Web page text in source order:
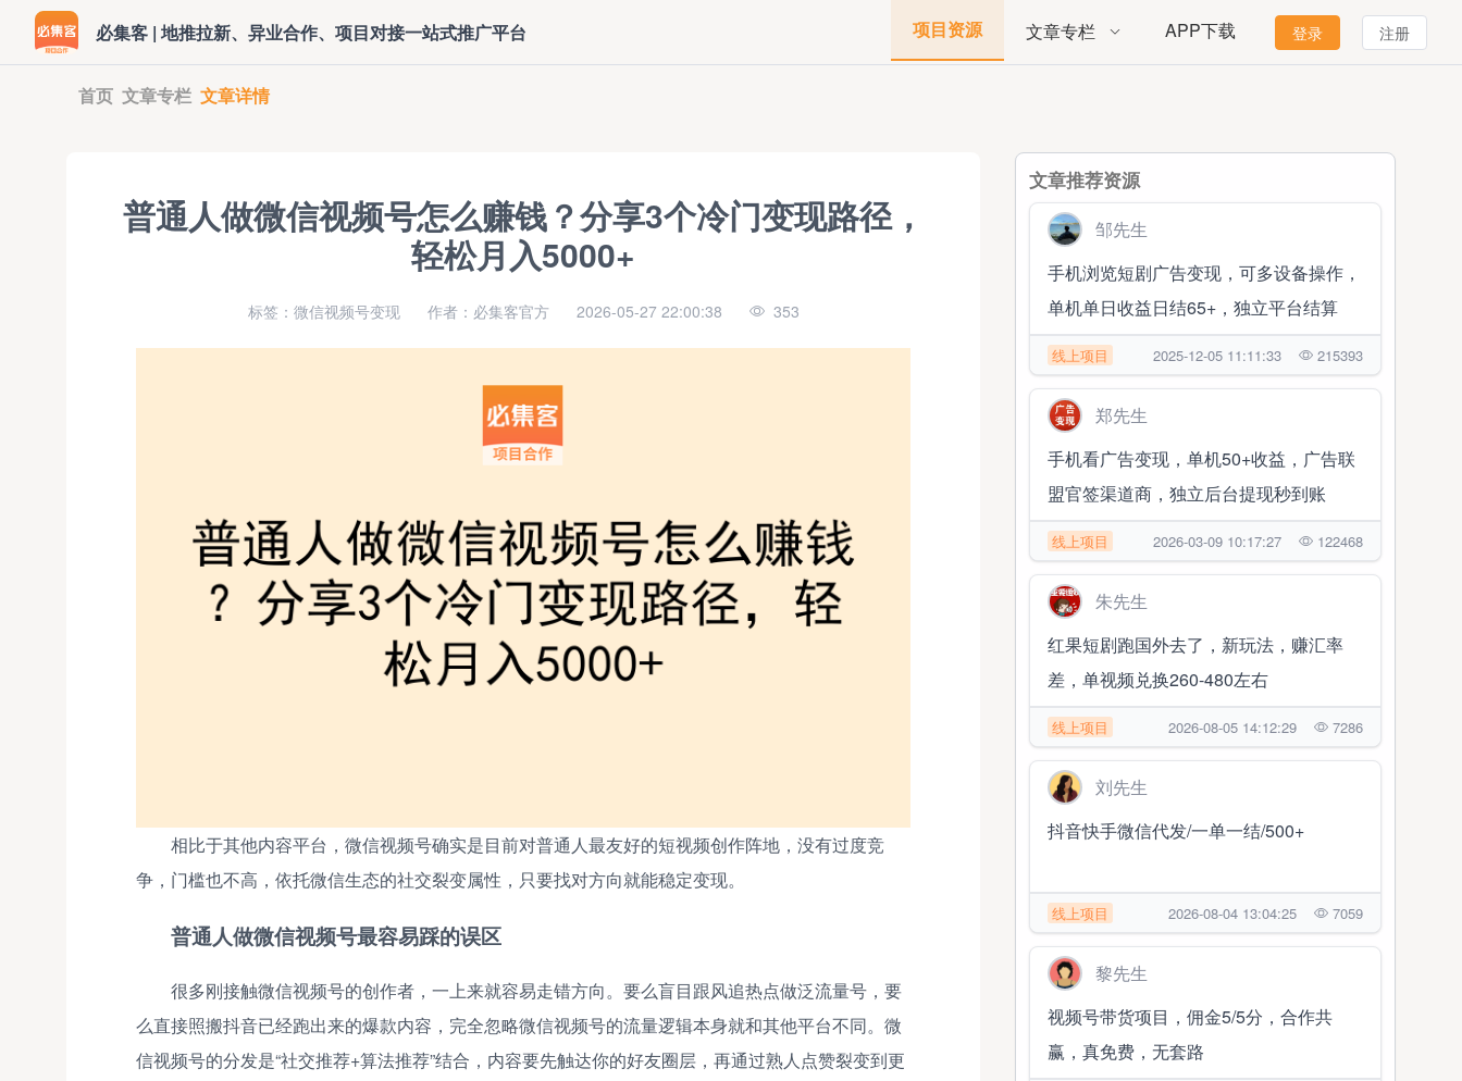
必集客 | 地推拉新、异业合作、项目对接一站式推广平台 项目资源 文章专栏 APP下载 登录 注册
首页 文章专栏 文章详情
普通人做微信视频号怎么赚钱？分享3个冷门变现路径，
轻松月入5000+
标签：微信视频号变现 作者：必集客官方 2026-05-27 22:00:38 353
相比于其他内容平台，微信视频号确实是目前对普通人最友好的短视频创作阵地，没有过度竞
争，门槛也不高，依托微信生态的社交裂变属性，只要找对方向就能稳定变现。
普通人做微信视频号最容易踩的误区
很多刚接触微信视频号的创作者，一上来就容易走错方向。要么盲目跟风追热点做泛流量号，要
么直接照搬抖音已经跑出来的爆款内容，完全忽略微信视频号的流量逻辑本身就和其他平台不同。微
信视频号的分发是“社交推荐+算法推荐”结合，内容要先触达你的好友圈层，再通过熟人点赞裂变到更
文章推荐资源
邹先生
手机浏览短剧广告变现，可多设备操作，
单机单日收益日结65+，独立平台结算
线上项目 2025-12-05 11:11:33 215393
郑先生
手机看广告变现，单机50+收益，广告联
盟官签渠道商，独立后台提现秒到账
线上项目 2026-03-09 10:17:27 122468
朱先生
红果短剧跑国外去了，新玩法，赚汇率
差，单视频兑换260-480左右
线上项目 2026-08-05 14:12:29 7286
刘先生
抖音快手微信代发/一单一结/500+
线上项目 2026-08-04 13:04:25 7059
黎先生
视频号带货项目，佣金5/5分，合作共
赢，真免费，无套路